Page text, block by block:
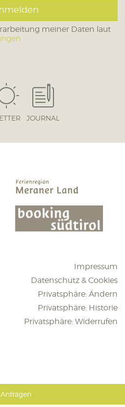
meiner Daten laut
JOURNAL
Impressum
Datenschutz & Cookies
Privatsphäre: Ändern
Privatsphäre: Historie
Privatsphäre: Widerrufen
Anfragen